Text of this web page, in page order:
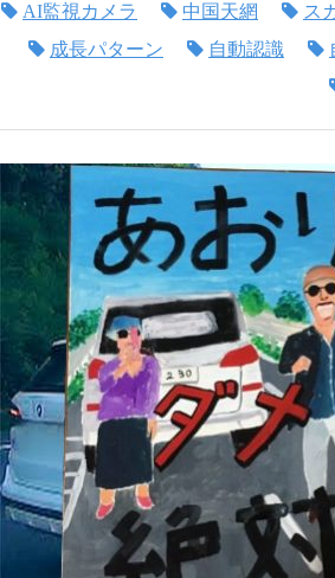
AI監視カメラ
中国天網 ス
成長パターン
自動認識